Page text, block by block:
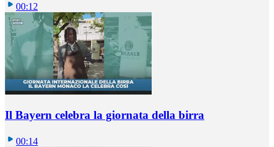
00:12
Il Bayern celebra la giornata della birra
00:14